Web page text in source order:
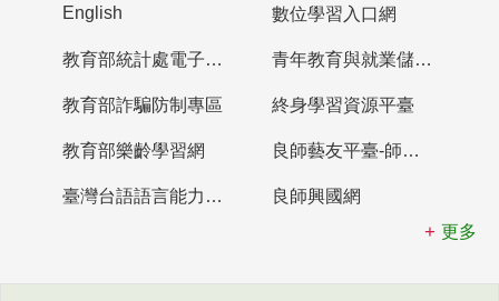
English 數位學習入口網
教育部統計處電子書櫃 青年教育與就業儲蓄帳戶
教育部詐騙防制專區 終身學習資源平臺
教育部樂齡學習網 良師藝友平臺-師資培育整合平臺
臺灣台語語言能力認證網站
良師興國網
更多